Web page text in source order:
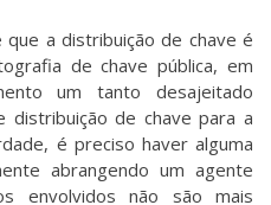
a distribuição de chave é
de chave pública, em
um tanto desajeitado
distribuição de chave para a
é preciso haver alguma
abrangendo um agente
envolvidos não são mais